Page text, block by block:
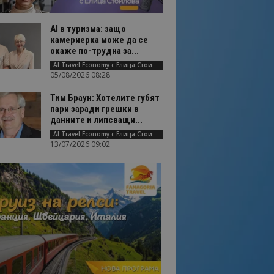
AI в туризма: защо
камериерка може да се
окаже по-трудна за...
AI Travel Economy с Елица Стоилова
05/08/2026 08:28
Тим Браун: Хотелите губят
пари заради грешки в
данните и липсващи...
AI Travel Economy с Елица Стоилова
13/07/2026 09:02